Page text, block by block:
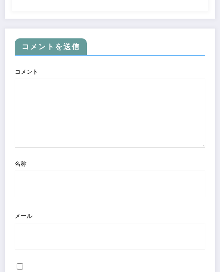
コメントを送信
コメント
名称
メール